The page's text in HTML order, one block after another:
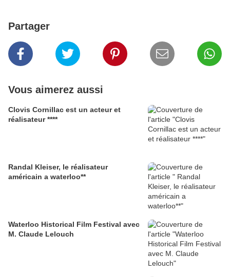
Partager
Vous aimerez aussi
Clovis Cornillac est un acteur et
réalisateur ****
Randal Kleiser, le réalisateur
américain a waterloo**
Waterloo Historical Film Festival avec
M. Claude Lelouch